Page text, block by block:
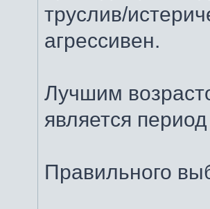
труслив/
агрессивен.
Лучшим
является
Правильного